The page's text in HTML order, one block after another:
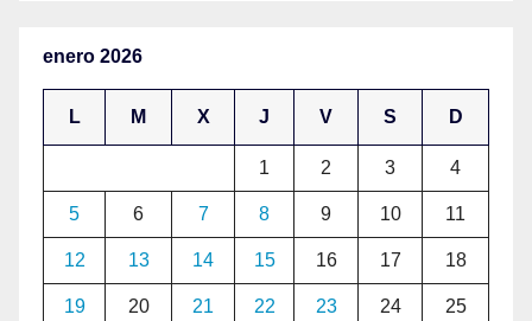
enero 2026
L M X J V S D
1 2 3 4
5 6 7 8 9 10 11
12 13 14 15 16 17 18
19 20 21 22 23 24 25